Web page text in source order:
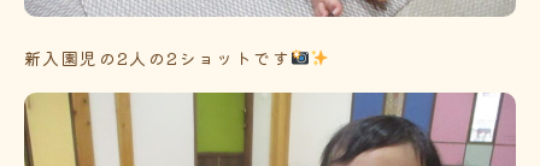
新入園児の2人の2ショットです